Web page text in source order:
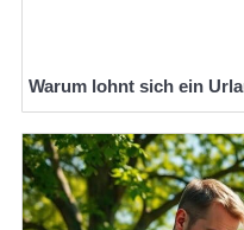
Warum lohnt sich ein